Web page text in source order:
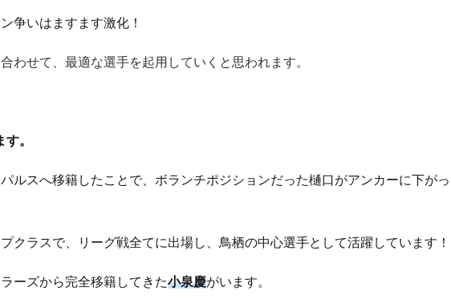
争いはますます激化！
わせて、最適な選手を起用していくと思われます。
。
ルスへ移籍したことで、ボランチポジションだった樋口がアンカーに下がっ
クラスで、リーグ戦全てに出場し、鳥栖の中心選手として活躍しています！
ーズから完全移籍してきた小泉慶がいます。